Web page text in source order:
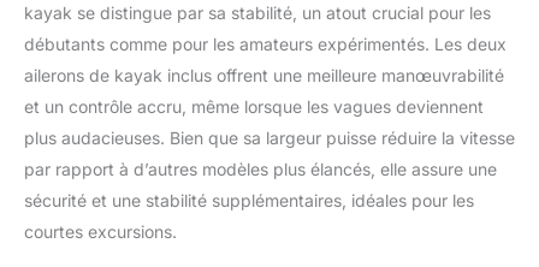
kayak se distingue par sa stabilité, un atout crucial pour les
débutants comme pour les amateurs expérimentés. Les deux
ailerons de kayak inclus offrent une meilleure manœuvrabilité
et un contrôle accru, même lorsque les vagues deviennent
plus audacieuses. Bien que sa largeur puisse réduire la vitesse
par rapport à d’autres modèles plus élancés, elle assure une
sécurité et une stabilité supplémentaires, idéales pour les
courtes excursions.